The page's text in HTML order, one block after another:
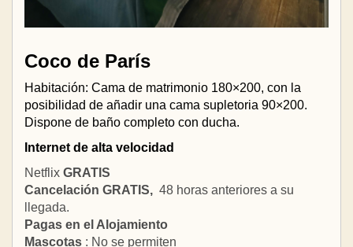
Coco de París
Habitación: Cama de matrimonio 180×200, con la
posibilidad de añadir una cama supletoria 90×200.
Dispone de baño completo con ducha.
Internet de alta velocidad
Netflix GRATIS
Cancelación GRATIS, 48 horas anteriores a su
llegada.
Pagas en el Alojamiento
Mascotas : No se permiten